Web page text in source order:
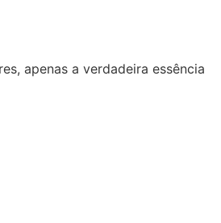
apenas a verdadeira essência